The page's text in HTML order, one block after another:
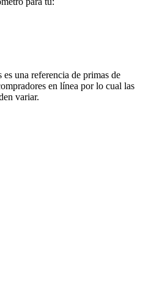
una referencia de primas de
en línea por lo cual las
variar.